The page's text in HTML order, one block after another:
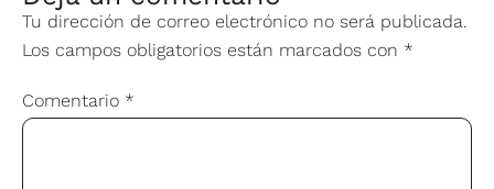
Tu dirección de correo electrónico no será publicada.
Los campos obligatorios están marcados con *
Comentario *